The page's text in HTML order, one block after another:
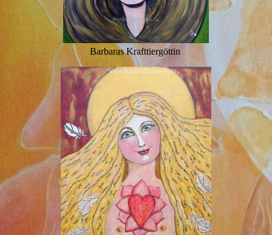
Barbaras Krafttiergöttin